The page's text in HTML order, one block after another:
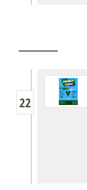
22